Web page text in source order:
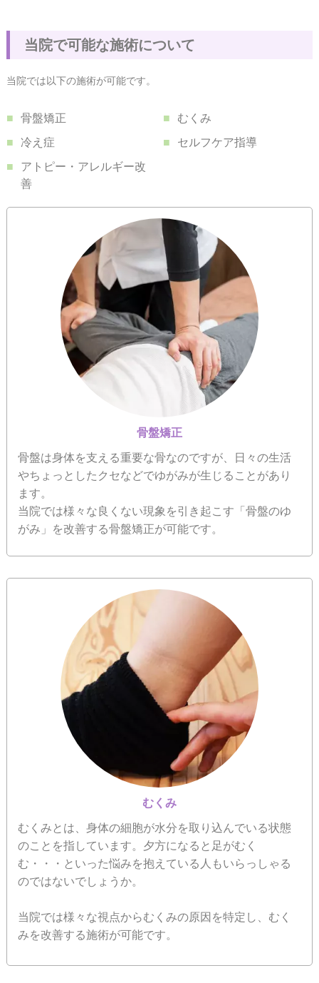
当 院で可能な施術について
当院では以下の施術が可能です。
骨盤矯正
むくみ
冷え症
セルフケア指導
アトピー・アレルギー改
善
骨盤矯正
骨盤は身体を支える重要な骨なのですが、日々の生活
やちょっとしたクセなどでゆがみが生じることがあり
ます。
当院では様々な良くない現象を引き起こす「骨盤のゆ
がみ」を改善する骨盤矯正が可能です。
むくみ
むくみとは、身体の細胞が水分を取り込んでいる状態
のことを指しています。夕方になると足がむく
む・・・といった悩みを抱えている人もいらっしゃる
のではないでしょうか。
当院では様々な視点からむくみの原因を特定し、むく
みを改善する施術が可能です。